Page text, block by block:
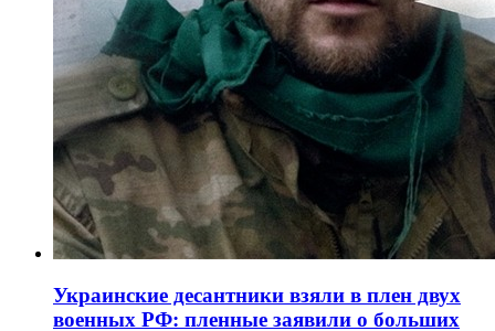
Украинские десантники взяли в плен двух
военных РФ: пленные заявили о больших